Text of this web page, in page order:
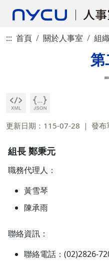
::: 首頁 關於人事室 組
第
更新日期：115-07-28 發布
組長 鄭秉元
職務代理人：
黃雪琴
陳承雨
聯絡資訊：
聯絡電話：(02)2826-